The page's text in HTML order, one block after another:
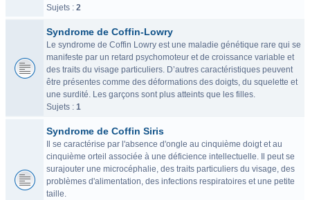
Sujets : 2
Syndrome de Coffin-Lowry
Le syndrome de Coffin Lowry est une maladie génétique rare qui se
manifeste par un retard psychomoteur et de croissance variable et
des traits du visage particuliers. D’autres caractéristiques peuvent
être présentes comme des déformations des doigts, du squelette et
une surdité. Les garçons sont plus atteints que les filles.
Sujets : 1
Syndrome de Coffin Siris
Il se caractérise par l'absence d'ongle au cinquième doigt et au
cinquième orteil associée à une déficience intellectuelle. Il peut se
surajouter une microcéphalie, des traits particuliers du visage, des
problèmes d'alimentation, des infections respiratoires et une petite
taille.